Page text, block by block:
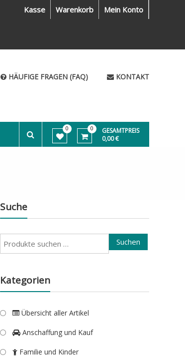
Kasse Warenkorb Mein Konto
HÄUFIGE FRAGEN (FAQ) KONTAKT
0 0
GESAMTPREIS
0,00 €
Suche
Suchen
nach:
Suchen
Kategorien
Übersicht aller Artikel
Anschaffung und Kauf
Familie und Kinder